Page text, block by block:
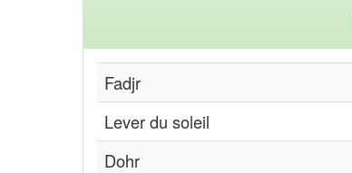
Fadjr
Lever du soleil
Dohr